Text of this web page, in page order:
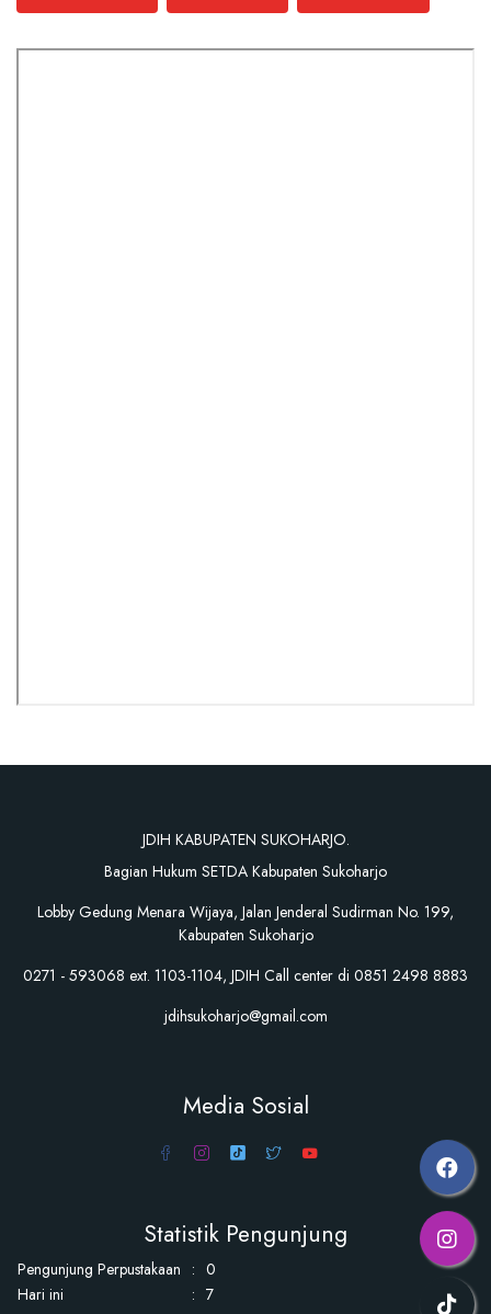
JDIH KABUPATEN SUKOHARJO.
Bagian Hukum SETDA Kabupaten Sukoharjo
Lobby Gedung Menara Wijaya, Jalan Jenderal Sudirman No. 199,
Kabupaten Sukoharjo
0271 - 593068 ext. 1103-1104, JDIH Call center di 0851 2498 8883
jdihsukoharjo@gmail.com
Media Sosial
Statistik Pengunjung
Pengunjung Perpustakaan : 0
Hari ini
: 7